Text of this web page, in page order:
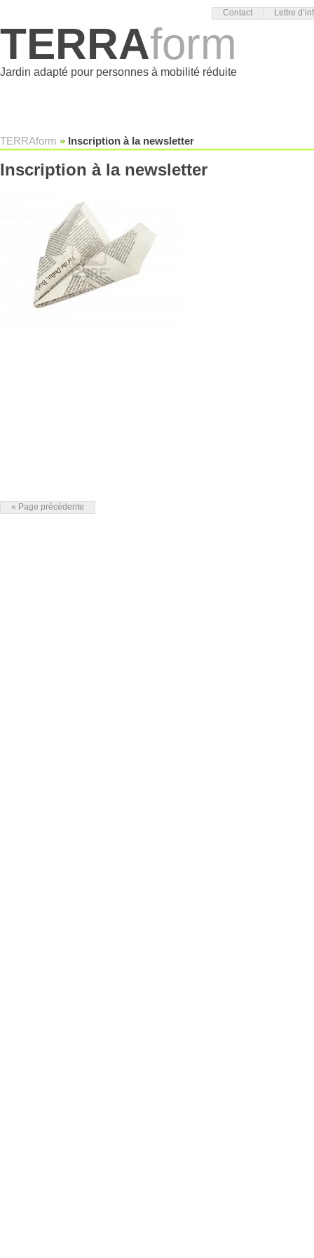
Contact Lettre
TERRAform
Jardin adapté pour personnes à mobilité réduite
TERRAform » Inscription à la newsletter
Inscription à la newsletter
« Page précédente